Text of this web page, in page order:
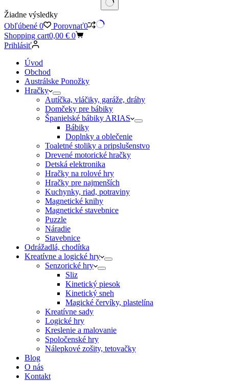
Žiadne výsledky
Obľúbené 0 Porovnať0
Shopping cart0,00 € 0
Prihlásiť
Úvod
Obchod
Austrálske Ponožky
Hračky
Autíčka, vláčiky, garáže, dráhy
Domčeky pre bábiky
Španielské bábiky ARIAS
Bábiky
Doplnky a oblečenie
Toaletné stoliky a pripslušenstvo
Drevené motorické hračky
Detská elektronika
Hračky na rolové hry
Hračky pre najmenších
Kuchynky, riad, potraviny
Magnetické knihy
Magnetické stavebnice
Puzzle
Náradie
Stavebnice
Odrážadlá, chodítka
Kreatívne a logické hry
Senzorické hry
Sliz
Kinetický piesok
Kinetický sneh
Magické červíky, plastelína
Kreatívne sady
Logické hry
Kreslenie a malovanie
Spoločenské hry
Nálepkové zošity, tetovačky
Blog
O nás
Kontakt